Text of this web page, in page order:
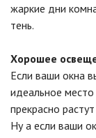
жаркие дни
тень.
Хорошее
Если ваши окна
идеальное
прекрасно
Ну а если ваши